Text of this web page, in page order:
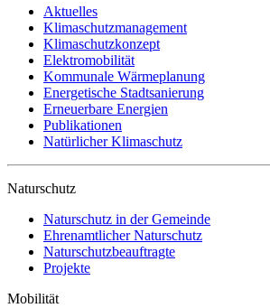
Aktuelles
Klimaschutzmanagement
Klimaschutzkonzept
Elektromobilität
Kommunale Wärmeplanung
Energetische Stadtsanierung
Erneuerbare Energien
Publikationen
Natürlicher Klimaschutz
Naturschutz
Naturschutz in der Gemeinde
Ehrenamtlicher Naturschutz
Naturschutzbeauftragte
Projekte
Mobilität